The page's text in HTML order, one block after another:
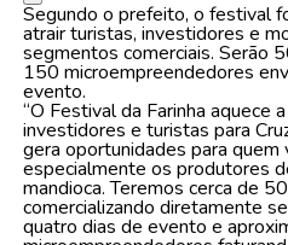
Segundo o prefeito, o festival
atrair turistas, investidores e
segmentos comerciais. Serão
150 microempreendedores
evento.
“O Festival da Farinha aquece
investidores e turistas para
gera oportunidades para quem
especialmente os produtores
mandioca. Teremos cerca de
comercializando diretamente
quatro dias de evento e